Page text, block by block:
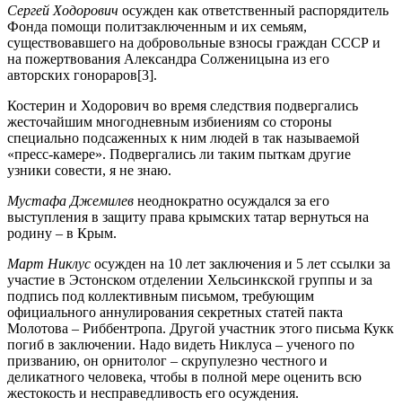
Сергей Ходорович осужден как ответственный распорядитель
Фонда помощи политзаключенным и их семьям,
существовавшего на добровольные взносы граждан СССР и
на пожертвования Александра Солженицына из его
авторских гонораров[3].
Костерин и Ходорович во время следствия подвергались
жесточайшим многодневным избиениям со стороны
специально подсаженных к ним людей в так называемой
«пресс-камере». Подвергались ли таким пыткам другие
узники совести, я не знаю.
Мустафа Джемилев неоднократно осуждался за его
выступления в защиту права крымских татар вернуться на
родину – в Крым.
Март Никлус осужден на 10 лет заключения и 5 лет ссылки за
участие в Эстонском отделении Хельсинкской группы и за
подпись под коллективным письмом, требующим
официального аннулирования секретных статей пакта
Молотова – Риббентропа. Другой участник этого письма Кукк
погиб в заключении. Надо видеть Никлуса – ученого по
призванию, он орнитолог – скрупулезно честного и
деликатного человека, чтобы в полной мере оценить всю
жестокость и несправедливость его осуждения.